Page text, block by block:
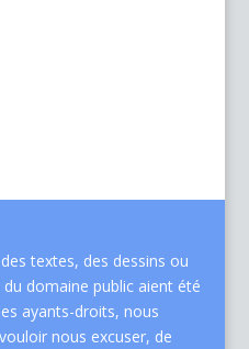
textes, des dessins ou
domaine public aient été
ayants-droits, nous
nous excuser, de